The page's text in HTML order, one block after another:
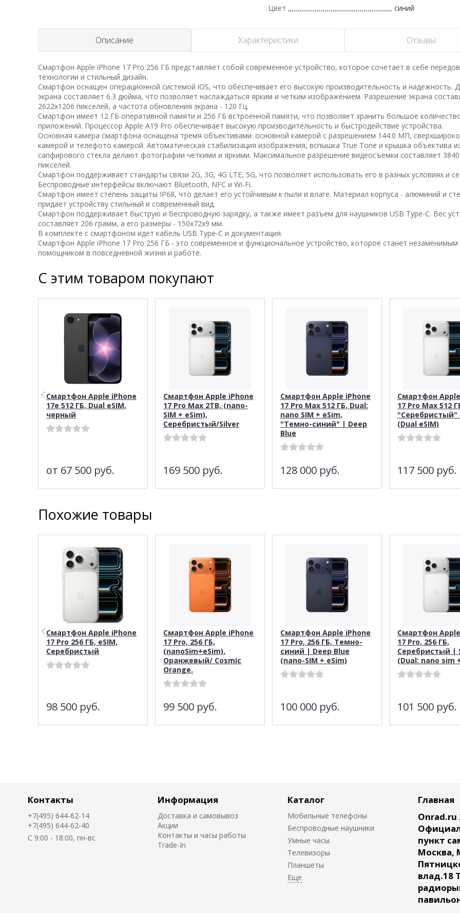
Цвет синий
Описание Характеристики Отзывы
Смартфон Apple iPhone 17 Pro 256 ГБ представляет собой современное устройство, которое сочетает в себе
технологии и стильный дизайн.
Смартфон оснащен операционной системой iOS, что обеспечивает его высокую производительность и надежность.
экрана составляет 6.3 дюйма, что позволяет наслаждаться ярким и четким изображением. Разрешение экрана
2622x1206 пикселей, а частота обновления экрана - 120 Гц.
Смартфон имеет 12 ГБ оперативной памяти и 256 ГБ встроенной памяти, что позволяет хранить большое
приложений. Процессор Apple A19 Pro обеспечивает высокую производительность и быстродействие устройства.
Основная камера смартфона оснащена тремя объективами: основной камерой с разрешением 144.0 МП,
камерой и телефото камерой. Автоматическая стабилизация изображения, вспышка True Tone и крышка объектива
сапфирового стекла делают фотографии четкими и яркими. Максимальное разрешение видеосъемки составляет
пикселей.
Смартфон поддерживает стандарты связи 2G, 3G, 4G LTE, 5G, что позволяет использовать его в разных условиях и
Беспроводные интерфейсы включают Bluetooth, NFC и Wi-Fi.
Смартфон имеет степень защиты IP68, что делает его устойчивым к пыли и влаге. Материал корпуса - алюминий и
придает устройству стильный и современный вид.
Смартфон поддерживает быструю и беспроводную зарядку, а также имеет разъем для наушников USB Type-C. Вес
составляет 206 грамм, а его размеры - 150х72х9 мм.
В комплекте с смартфоном идет кабель USB Type-C и документация.
Смартфон Apple iPhone 17 Pro 256 ГБ - это современное и функциональное устройство, которое станет незаменимым
помощником в повседневной жизни и работе.
С этим товаром покупают
Смартфон Apple iPhone
17e 512 ГБ, Dual eSIM,
черный
от 67 500 руб.
Смартфон Apple iPhone
17 Pro Max 2TB, (nano-
SIM + eSim),
Cеребристый/Silver
169 500 руб.
Смартфон Apple iPhone
17 Pro Max 512 ГБ, Dual:
nano SIM + eSim,
"Темно-синий" | Deep
Blue
128 000 руб.
Смартфон
17 Pro Max 512
"Cеребристый"
(Dual eSIM)
117 500 руб.
Похожие товары
Смартфон Apple iPhone
17 Pro 256 ГБ, eSIM,
Серебристый
98 500 руб.
Смартфон Apple iPhone
17 Pro, 256 ГБ,
(nanoSim+eSim),
Оранжевый/ Cosmic
Orange.
99 500 руб.
Смартфон Apple iPhone
17 Pro, 256 ГБ, Темно-
синий | Deep Blue
(nano-SIM + eSim)
100 000 руб.
Смартфон
17 Pro, 256 ГБ,
Cеребристый |
(Dual: nano sim
101 500 руб.
Контакты
+7(495) 644-62-14
+7(495) 644-62-40
C 9:00 - 18:00, пн-вс
Информация
Доставка и самовывоз
Акции
Контакты и часы работы
Trade-In
Каталог
Мобильные телефоны
Беспроводные наушники
Умные часы
Телевизоры
Планшеты
Главная
Onrad.ru
пункт
Москва,
влад.18